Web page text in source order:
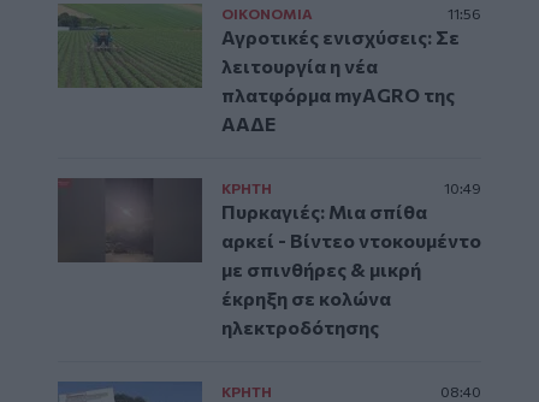
ΟΙΚΟΝΟΜΙΑ 11:56
Αγροτικές ενισχύσεις: Σε
λειτουργία η νέα
πλατφόρμα myAGRO της
ΑΑΔΕ
ΚΡΗΤΗ 10:49
Πυρκαγιές: Μια σπίθα
αρκεί - Βίντεο ντοκουμέντο
με σπινθήρες & μικρή
έκρηξη σε κολώνα
ηλεκτροδότησης
ΚΡΗΤΗ 08:40